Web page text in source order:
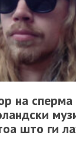
на сперма
што ги